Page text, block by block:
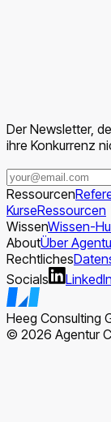
Der Newsletter,
ihre Konkurrenz
Ressourcen
KurseRessourcen
WissenWissen-
AboutÜber
Rechtliches
Socials
LinkedIn
Heeg Consulting
© 2026 Agentur